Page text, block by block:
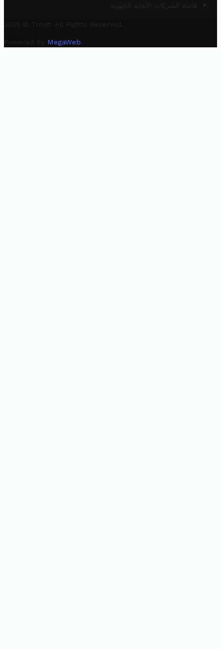
قائمة الشركات الأهلية الجهوية
2025 © Trovit. All Rights Reserved.
Powered By MegaWeb